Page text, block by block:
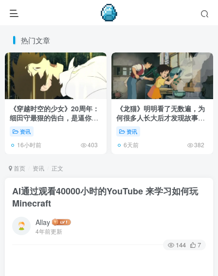
热门文章
《穿越时空的少女》20周年：
细田守最狠的告白，是逼你承
认有些夏天回不去了！
资讯
16小时前 403
《龙猫》明明看了无数遍，为
何很多人长大后才发现故事根
本不在 1988 年！
资讯
6天前 382
首页 资讯 正文
AI通过观看40000小时的YouTube 来学习如何玩
Minecraft
Allay
4年前更新
144 7